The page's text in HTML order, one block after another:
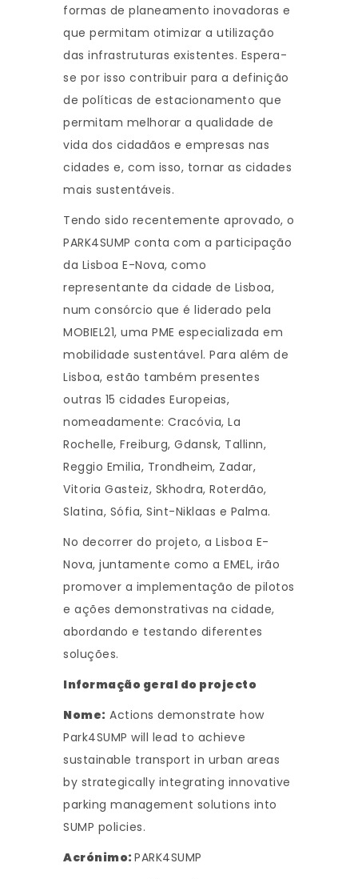
formas de planeamento inovadoras e
que permitam otimizar a utilização
das infrastruturas existentes. Espera-
se por isso contribuir para a definição
de políticas de estacionamento que
permitam melhorar a qualidade de
vida dos cidadãos e empresas nas
cidades e, com isso, tornar as cidades
mais sustentáveis.
Tendo sido recentemente aprovado, o
PARK4SUMP conta com a participação
da Lisboa E-Nova, como
representante da cidade de Lisboa,
num consórcio que é liderado pela
MOBIEL21, uma PME especializada em
mobilidade sustentável. Para além de
Lisboa, estão também presentes
outras 15 cidades Europeias,
nomeadamente: Cracóvia, La
Rochelle, Freiburg, Gdansk, Tallinn,
Reggio Emilia, Trondheim, Zadar,
Vitoria Gasteiz, Skhodra, Roterdão,
Slatina, Sófia, Sint-Niklaas e Palma.
No decorrer do projeto, a Lisboa E-
Nova, juntamente como a EMEL, irão
promover a implementação de pilotos
e ações demonstrativas na cidade,
abordando e testando diferentes
soluções.
Informação geral do projecto
Nome: Actions demonstrate how
Park4SUMP will lead to achieve
sustainable transport in urban areas
by strategically integrating innovative
parking management solutions into
SUMP policies.
Acrónimo: PARK4SUMP